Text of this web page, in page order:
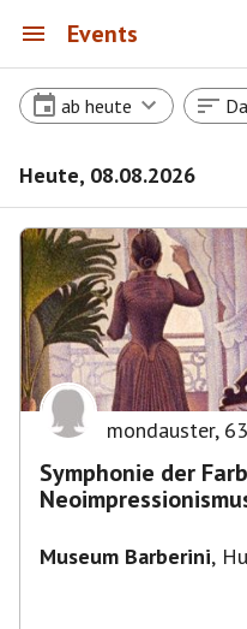
Events
ab heute
Heute, 08.08.2026
mondauster, 63
Symphonie der
Museum Barberini,